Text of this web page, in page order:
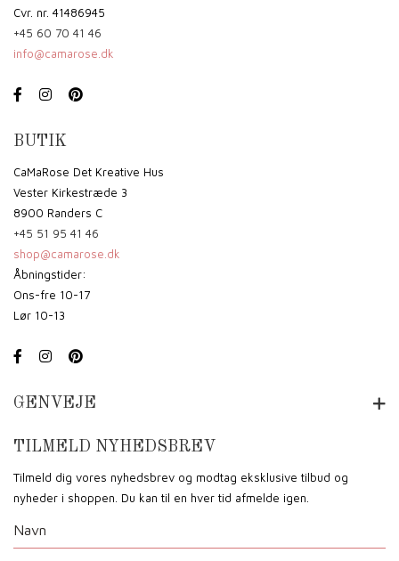
Cvr. nr. 41486945
+45 60 70 41 46
info@camarose.dk
BUTIK
CaMaRose Det Kreative Hus
Vester Kirkestræde 3
8900 Randers C
+45 51 95 41 46
shop@camarose.dk
Åbningstider:
Ons-fre 10-17
Lør 10-13
GENVEJE
TILMELD NYHEDSBREV
Tilmeld dig vores nyhedsbrev og modtag eksklusive tilbud og
nyheder i shoppen. Du kan til en hver tid afmelde igen.